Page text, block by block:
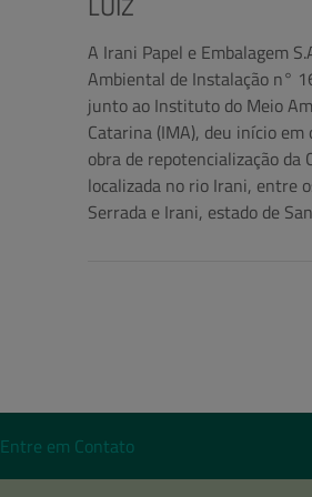
A Irani Papel e Embalagem
Ambiental de Instalação n°
junto ao Instituto do Meio
Catarina (IMA), deu início
obra de repotencialização da
localizada no rio Irani, entre
Serrada e Irani, estado de
Entre em Contato